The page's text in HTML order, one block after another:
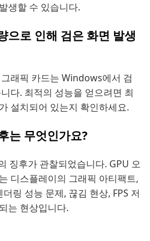
생할 수 있습니다.
으로 인해 검은 화면 발생
래픽 카드는 Windows에서 검
다. 최적의 성능을 얻으려면 최
설치되어 있는지 확인하세요.
는 무엇인가요?
징후가 관찰되었습니다. GPU 오
디스플레이의 그래픽 아티팩트,
링 성능 문제, 끊김 현상, FPS 저
는 현상입니다.